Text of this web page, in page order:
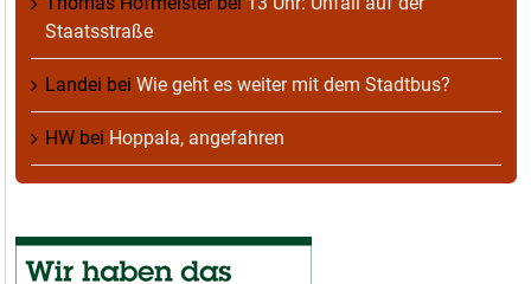
Staatsstraße
Landei bei Wie geht es weiter mit dem Stadtbus?
HW bei Hoppala, angefahren